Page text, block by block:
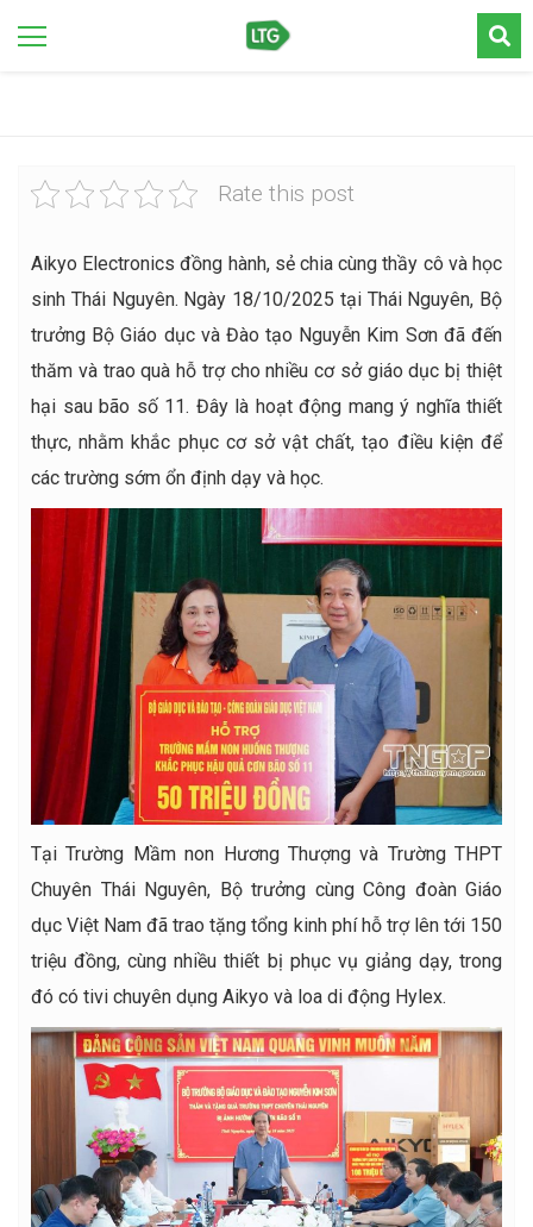
Rate this post
Aikyo Electronics đồng hành, sẻ chia cùng thầy cô và học
sinh Thái Nguyên. Ngày 18/10/2025 tại Thái Nguyên, Bộ
trưởng Bộ Giáo dục và Đào tạo Nguyễn Kim Sơn đã đến
thăm và trao quà hỗ trợ cho nhiều cơ sở giáo dục bị thiệt
hại sau bão số 11. Đây là hoạt động mang ý nghĩa thiết
thực, nhằm khắc phục cơ sở vật chất, tạo điều kiện để
các trường sớm ổn định dạy và học.
Tại Trường Mầm non Hương Thượng và Trường THPT
Chuyên Thái Nguyên, Bộ trưởng cùng Công đoàn Giáo
dục Việt Nam đã trao tặng tổng kinh phí hỗ trợ lên tới 150
triệu đồng, cùng nhiều thiết bị phục vụ giảng dạy, trong
đó có tivi chuyên dụng Aikyo và loa di động Hylex.